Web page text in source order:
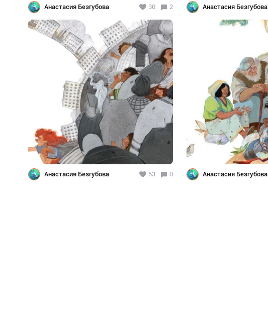
Анастасия Безгубова 30 2 Анастасия Безгубова
Анастасия Безгубова 53 0 Анастасия Безгубова